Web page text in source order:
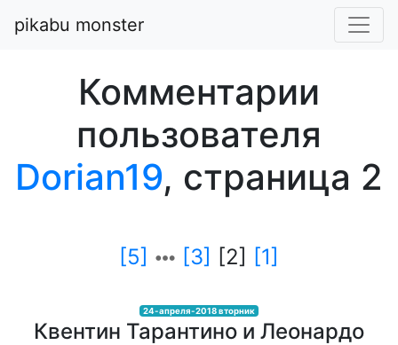
pikabu monster
Комментарии
пользователя
Dorian19, страница 2
[5] [3] [2] [1]
24-апреля-2018 вторник
Квентин Тарантино и Леонардо